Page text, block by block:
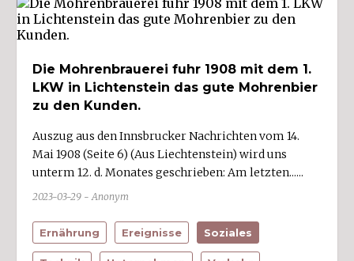
Sport (13)
Technik (49)
Unternehmen (78)
UnternehmerInnen (33)
Vereine (7)
Verkehr (37)
Verwaltung (9)
Die Mohrenbrauerei fuhr 1908 mit dem 1.
LKW in Lichtenstein das gute Mohrenbier
zu den Kunden.
Auszug aus den Innsbrucker Nachrichten vom 14.
Mai 1908 (Seite 6) (Aus Liechtenstein) wird uns
unterm 12. d. Monates geschrieben: Am letzten......
2023-03-29 - Anonym
Ernährung Ereignisse Soziales